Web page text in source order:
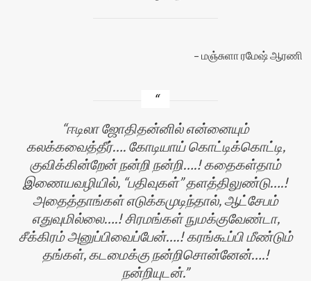
மஞ்சுளா ரமேஷ் ஆரணி
ஈடிலா ஜோதிதன்னில் என்னையும்
கலக்கவைத்தீர்…. கோடியாய் கொட்டிக்கொட்டி,
குவிக்கின்றேன் நன்றி நன்றி….! கதைகள்தாம்
இணையவழியில், “பதிவுகள்” தளத்திலுண்டு….!
அதைத்தாங்கள் எடுக்கமுடிந்தால், ஆட்சேபம்
எதுவுமில்லை….! சிரமங்கள் நுமக்குவேண்டா,
சீக்கிரம் அனுப்பிவைப்பேன்….! கரங்கூப்பி மீண்டும்
தங்கள், கடமைக்கு நன்றிசொன்னேன்….!
நன்றியுடன்.